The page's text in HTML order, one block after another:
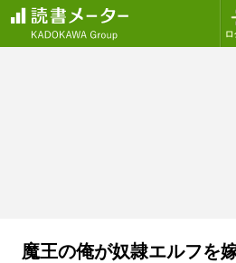
魔王の俺が奴隷エルフを